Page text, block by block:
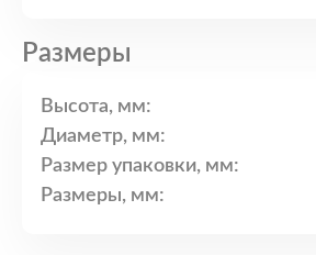
Размеры
Высота, мм:
Диаметр, мм:
Размер упаковки, мм:
Размеры, мм: